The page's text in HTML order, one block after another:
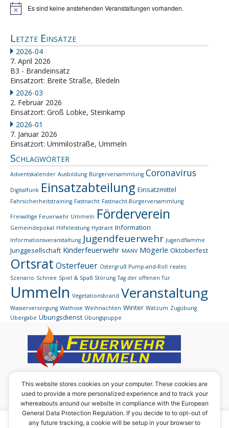
HinweisEs sind keine anstehenden Veranstaltungen vorhanden.
Letzte Einsätze
2026-04
7. April 2026
B3 - Brandeinsatz
Einsatzort: Breite Straße, Bledeln
2026-03
2. Februar 2026
Einsatzort: Groß Lobke, Steinkamp
2026-01
7. Januar 2026
Einsatzort: Ummilostraße, Ummeln
Schlagwörter
Adventskalender Ausbildung Bürgerversammlung Coronavirus
Digitalfunk Einsatzabteilung Einsatzmittel
Fahrsicherheitstraining Fastnacht Fastnacht-Bürgerversammlung
Freiwillige Feuerwehr Ummeln Förderverein
Gemeindepokal Hilfeleistung Hydrant Information
Informationsveranstaltung Jugendfeuerwehr Jugendflamme
Junggesellschaft Kinderfeuerwehr MANV Mögerle Oktoberfest
Ortsrat Osterfeuer Ostergruß Pump-and-Roll reales
Szenario Schnee Spiel & Spaß Störung Tag der offenen Tür
Ummeln Vegetationsbrand Veranstaltung
Wasserversorgung Wathose Weihnachten Winter Wätzum Zugübung
Übergabe Übungsdienst Übungspuppe
Eine Homepage des:
Förderverein der Ortsfeuerwehr Ummeln e. V.
Vorsitzender: Werner Rabbe junior
Ummilostr. 29
This website stores cookies on your computer. These cookies are
used to provide a more personalized experience and to track your
whereabouts around our website in compliance with the European
General Data Protection Regulation. If you decide to to opt-out of
any future tracking, a cookie will be setup in your browser to
Um diese Seite in vollem Umfang nutzen zu können, sind